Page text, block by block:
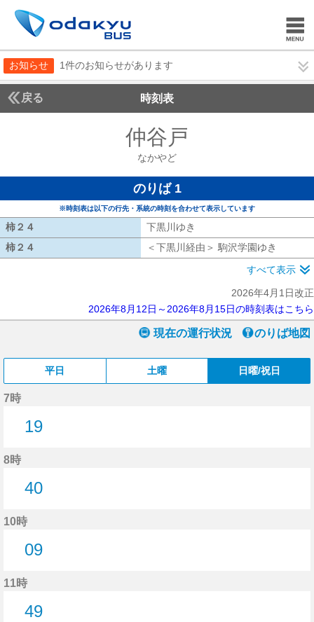
お知らせ 1件のお知らせがあります
戻る 時刻表
仲谷戸
なかやど
のりば 1
※時刻表は以下の行先・系統の時刻を合わせて表示しています
柿２４ 下黒川ゆき
柿２４
＜下黒川経由＞ 駒沢学園ゆき
すべて表示
2026年4月1日改正
2026年8月12日～2026年8月15日の時刻表はこちら
現在の運行状況 のりば地図
平日 土曜 日曜/祝日
7時
19
8時
40
10時
09
11時
49